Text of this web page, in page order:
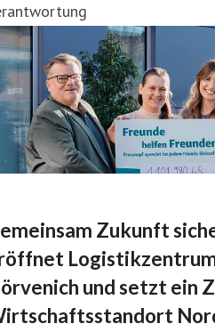
Zukunft
und setzt ein